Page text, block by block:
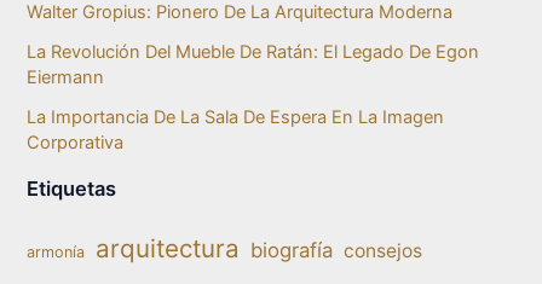
Walter Gropius: Pionero De La Arquitectura Moderna
La Revolución Del Mueble De Ratán: El Legado De Egon
Eiermann
La Importancia De La Sala De Espera En La Imagen
Corporativa
Etiquetas
armonía arquitectura biografía consejos